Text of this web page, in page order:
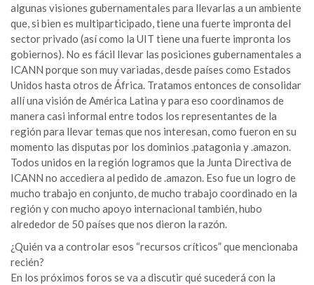
algunas visiones gubernamentales para llevarlas a un ambiente
que, si bien es multiparticipado, tiene una fuerte impronta del
sector privado (así como la UIT tiene una fuerte impronta los
gobiernos). No es fácil llevar las posiciones gubernamentales a
ICANN porque son muy variadas, desde países como Estados
Unidos hasta otros de África. Tratamos entonces de consolidar
allí una visión de América Latina y para eso coordinamos de
manera casi informal entre todos los representantes de la
región para llevar temas que nos interesan, como fueron en su
momento las disputas por los dominios .patagonia y .amazon.
Todos unidos en la región logramos que la Junta Directiva de
ICANN no accediera al pedido de .amazon. Eso fue un logro de
mucho trabajo en conjunto, de mucho trabajo coordinado en la
región y con mucho apoyo internacional también, hubo
alrededor de 50 países que nos dieron la razón.
¿Quién va a controlar esos “recursos críticos” que mencionaba
recién?
En los próximos foros se va a discutir qué sucederá con la